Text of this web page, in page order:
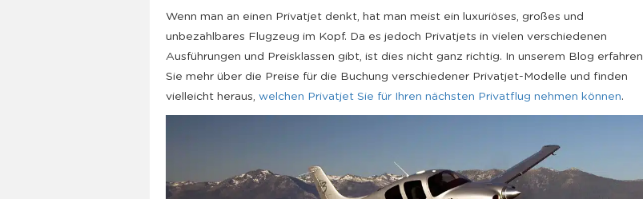
Wenn man an einen Privatjet denkt, hat man meist ein luxuriöses, großes und
unbezahlbares Flugzeug im Kopf. Da es jedoch Privatjets in vielen verschiedenen
Ausführungen und Preisklassen gibt, ist dies nicht ganz richtig. In unserem Blog erfahren
Sie mehr über die Preise für die Buchung verschiedener Privatjet-Modelle und finden
vielleicht heraus, welchen Privatjet Sie für Ihren nächsten Privatflug nehmen können.